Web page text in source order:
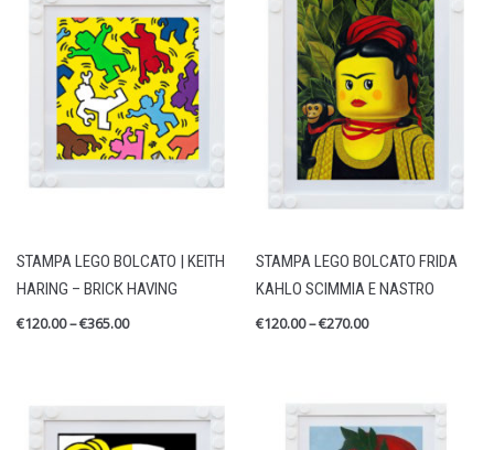
STAMPA LEGO BOLCATO | KEITH
HARING – BRICK HAVING
€120.00–€365.00
STAMPA LEGO BOLCATO FRIDA
KAHLO SCIMMIA E NASTRO
€120.00–€270.00